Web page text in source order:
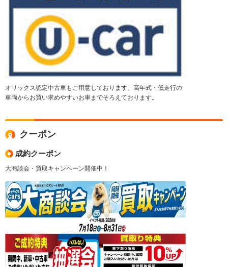
オリックス認定中古車もご用意しております。高年式・低走行の
車両からお買い求めやすいお車までそろえております。
クーポン
成約クーポン
大商談会・買取キャンペーン開催中！